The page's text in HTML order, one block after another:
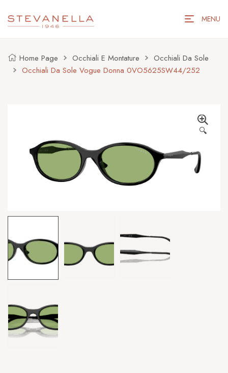
MENU
Home Page Occhiali E Montature
Occhiali Da Sole
Occhiali Da Sole Vogue Donna 0VO5625SW44/252
🔍